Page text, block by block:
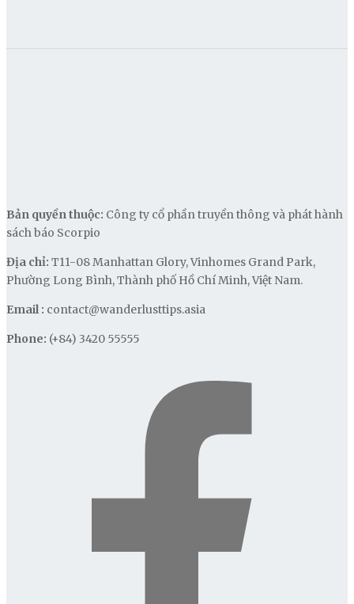
Bản quyền thuộc: Công ty cổ phần truyền thông và phát hành
sách báo Scorpio
Địa chỉ: T11-08 Manhattan Glory, Vinhomes Grand Park,
Phường Long Bình, Thành phố Hồ Chí Minh, Việt Nam.
Email : contact@wanderlusttips.asia
Phone: (+84) 3420 55555